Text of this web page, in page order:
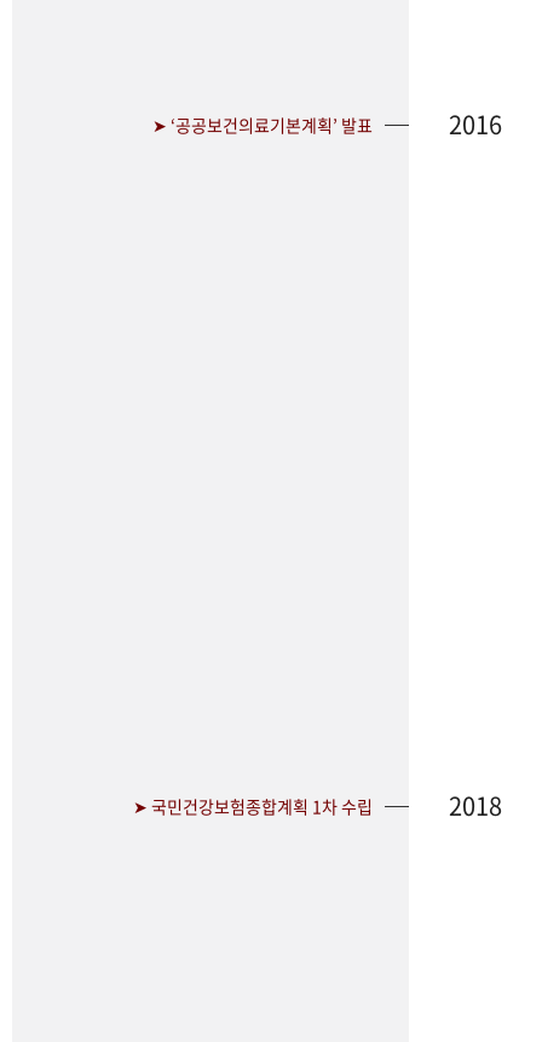
➤ ‘공공보건의료기본계획’ 발표 2016
➤ 국민건강보험종합계획 1차 수립 2018